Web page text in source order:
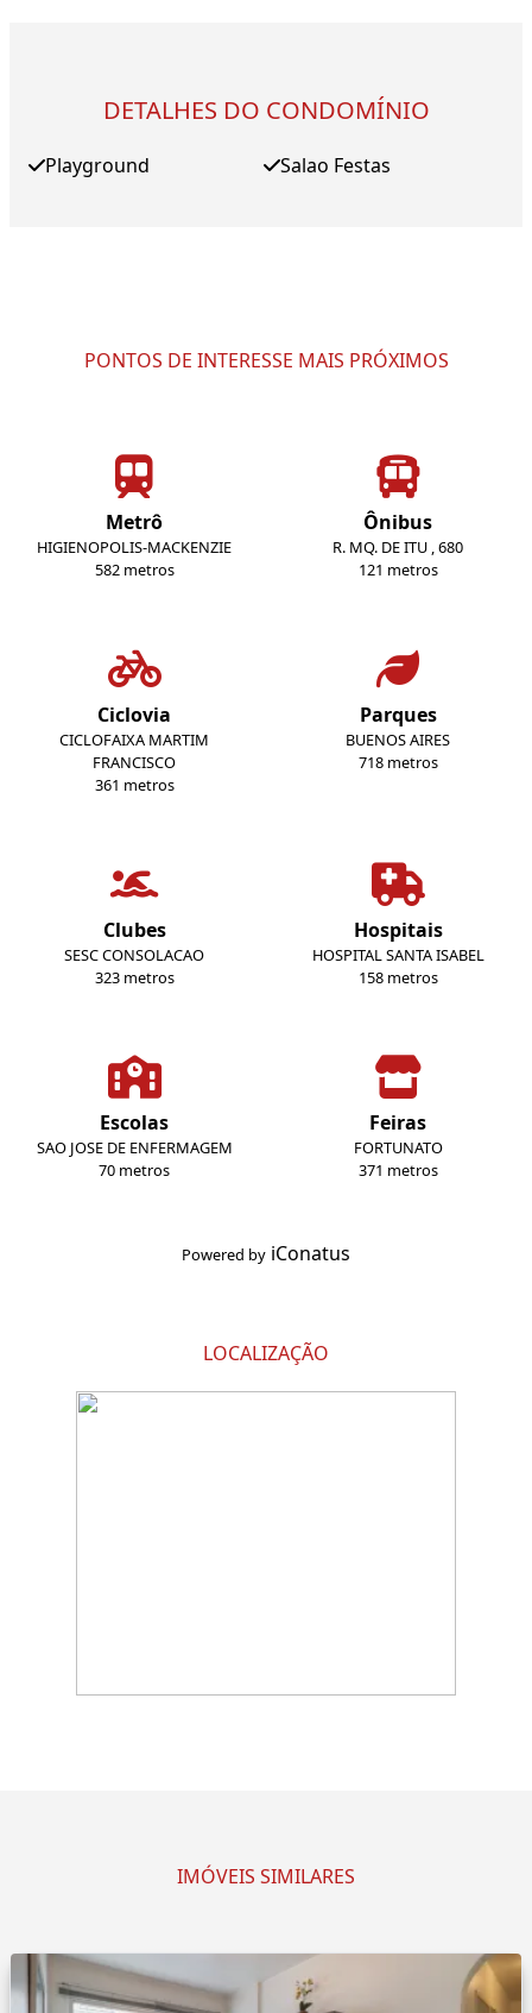
DETALHES DO CONDOMÍNIO
Playground Salao Festas
PONTOS DE INTERESSE MAIS PRÓXIMOS
Metrô
HIGIENOPOLIS-MACKENZIE
582 metros
Ônibus
R. MQ. DE ITU , 680
121 metros
Ciclovia
CICLOFAIXA MARTIM
FRANCISCO
361 metros
Parques
BUENOS AIRES
718 metros
Clubes
SESC CONSOLACAO
323 metros
Hospitais
HOSPITAL SANTA ISABEL
158 metros
Escolas
SAO JOSE DE ENFERMAGEM
70 metros
Feiras
FORTUNATO
371 metros
Powered by iConatus
LOCALIZAÇÃO
IMÓVEIS SIMILARES